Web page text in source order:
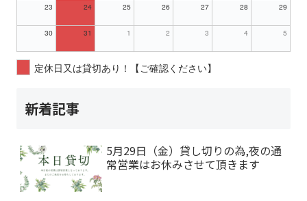
23 24 25 26 27 28 29
30 31 1 2 3 4 5
定休日又は貸切あり！【ご確認ください】
新着記事
5月29日（金）貸し切りの為,夜の通
常営業はお休みさせて頂きます